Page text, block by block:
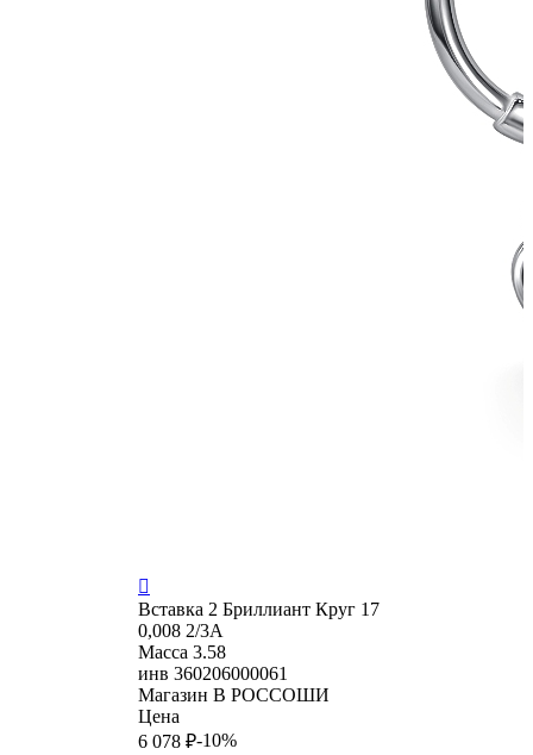

Вставка 2 Бриллиант Круг 17
0,008 2/3А
Масса 3.58
инв 360206000061
Магазин В РОССОШИ
Цена
6 078 ₽-10%